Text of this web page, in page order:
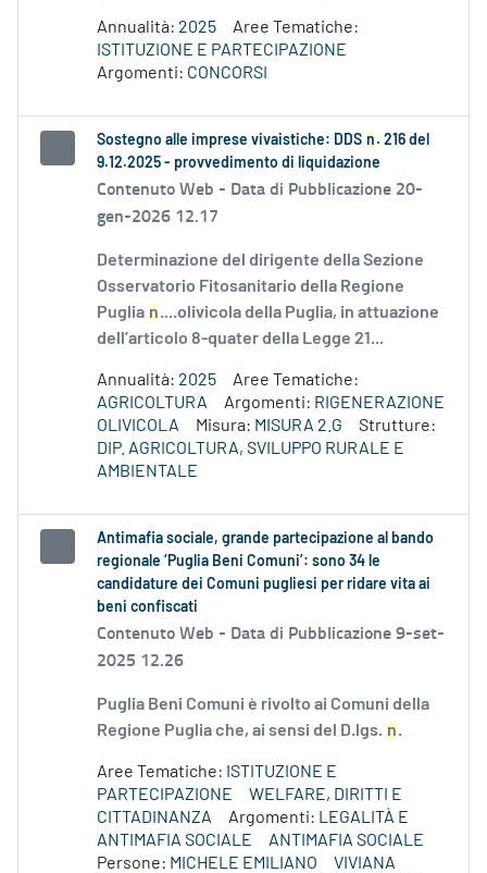
Annualità: 2025
Aree Tematiche:
ISTITUZIONE E PARTECIPAZIONE
Argomenti: CONCORSI
Sostegno alle imprese vivaistiche: DDS n . 216 del
9.12.2025 - provvedimento di liquidazione
Contenuto Web - Data di Pubblicazione 20-
gen-2026 12.17
Determinazione del dirigente della Sezione
Osservatorio Fitosanitario della Regione
Puglia n....olivicola della Puglia, in attuazione
dell’articolo 8-quater della Legge 21...
Annualità: 2025
Aree Tematiche:
AGRICOLTURA
Argomenti: RIGENERAZIONE
OLIVICOLA
Misura: MISURA 2.G
Strutture:
DIP. AGRICOLTURA, SVILUPPO RURALE E
AMBIENTALE
Antimafia sociale, grande partecipazione al bando
regionale ‘Puglia Beni Comuni’: sono 34 le
candidature dei Comuni pugliesi per ridare vita ai
beni confiscati
Contenuto Web - Data di Pubblicazione 9-set-
2025 12.26
Puglia Beni Comuni è rivolto ai Comuni della
Regione Puglia che, ai sensi del D.lgs. n.
Aree Tematiche: ISTITUZIONE E
PARTECIPAZIONE
WELFARE, DIRITTI E
CITTADINANZA
Argomenti: LEGALITÀ E
ANTIMAFIA SOCIALE
ANTIMAFIA SOCIALE
Persone: MICHELE EMILIANO
VIVIANA